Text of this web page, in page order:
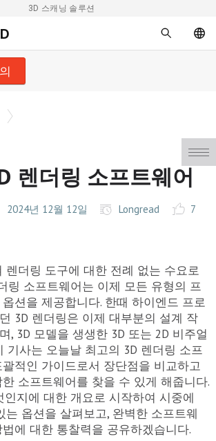
3D 스캐닝 솔루션
렌더링 소프트웨어
2024년 12월 12일 Longread 7
렌더링 도구에 대한 전례 없는 수요로
링 소프트웨어는 이제 모든 유형의 프
션을 제공합니다. 한때 하이엔드 프로
3D 렌더링은 이제 대부분의 설계 작
, 3D 모델을 생생한 3D 또는 2D 비주얼
기사는 오늘날 최고의 3D 렌더링 소프
적인 가이드로서 장단점을 비교하고
소프트웨어를 찾을 수 있게 해줍니다.
인지에 대한 개요로 시작하여 시중에
는 옵션을 살펴보고, 완벽한 소프트웨
에 대한 통찰력을 공유하겠습니다.